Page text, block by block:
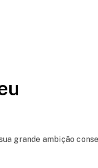
grande ambição